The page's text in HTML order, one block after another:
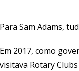
Para Sam Adams,
Em 2017, como
visitava Rotary